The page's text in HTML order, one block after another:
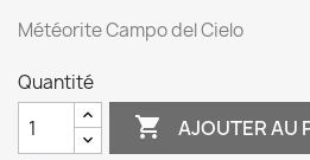
Météorite Campo del Cielo
Quantité
 AJOUTER AU